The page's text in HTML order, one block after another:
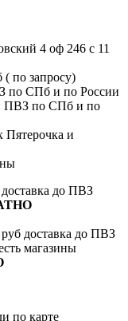
4 оф 246 с 11
по запросу)
по СПб и по России
ПВЗ по СПб и по
Пятерочка и
до ПВЗ
доставка до ПВЗ
магазины
по карте